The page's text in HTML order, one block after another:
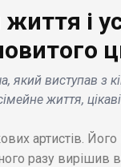
і
який виступав з
життя,
артистів. Його
разу вирішив
БІЗНЕС
Обама
літній
дует